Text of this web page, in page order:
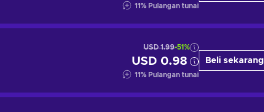
11% Pulangan tunai
USD 1.99-51%
USD 0.98
11% Pulangan tunai
Beli sekarang